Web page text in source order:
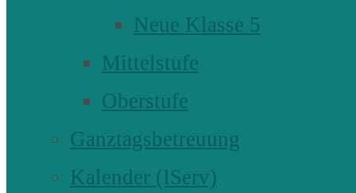
Neue Klasse 5
Mittelstufe
Oberstufe
Ganztagsbetreuung
Kalender (IServ)